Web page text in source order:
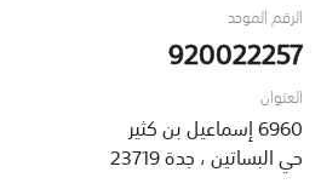
الرقم الموحد
920022257
العنوان
6960 إسماعيل بن كثير
حي البساتين ، جدة 23719